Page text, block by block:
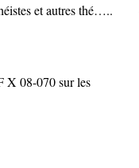
et autres thé…..
X 08-070 sur les